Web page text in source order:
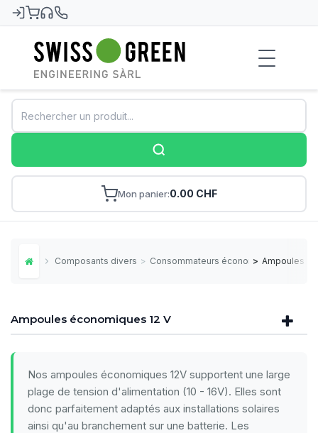
Swiss-Green
Mon panier 0.00 CHF
Home Composants divers > Consommateurs économiques
> Ampoules
Ampoules économiques 12 V
Nos ampoules économiques 12V supportent une large
plage de tension d'alimentation (10 - 16V). Elles sont
donc parfaitement adaptés aux installations solaires
ainsi qu'au branchement sur une batterie. Les